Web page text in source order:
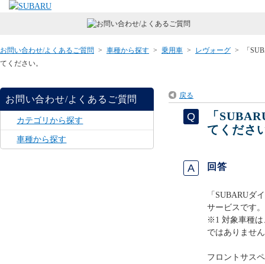
お問い合わせ/よくあるご質問 > 車種から探す > 乗用車 > レヴォーグ >
「
てください。
お問い合わせ/よくあるご質問
カテゴリから探す
車種から探す
戻る
「
てくださ
回答
「SUBARUダ
サービスです。
※1 対象車種は
ではありませ
フロントサス